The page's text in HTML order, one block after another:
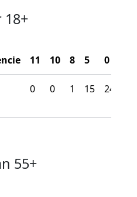
18+
11 10 8 5 0
0 0 1 15 24
55+